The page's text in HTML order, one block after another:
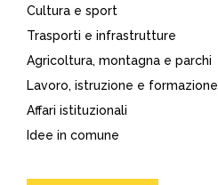
Cultura e sport
Trasporti e infrastrutture
Agricoltura, montagna e parchi
Lavoro, istruzione e formazione
Affari istituzionali
Idee in comune